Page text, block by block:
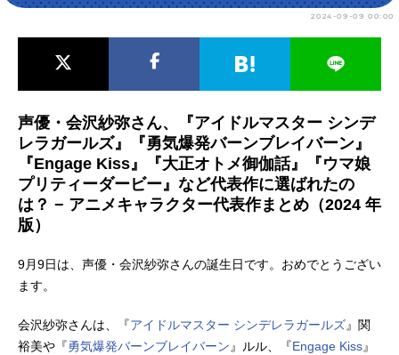
男性声優/女性声優一覧
2024-09-09 00:00
声優・会沢紗弥さん、『アイドルマスター シンデ
レラガールズ』『勇気爆発バーンブレイバーン』
『Engage Kiss』『大正オトメ御伽話』『ウマ娘
プリティーダービー』など代表作に選ばれたの
は？ − アニメキャラクター代表作まとめ（2024 年
版）
9月9日は、声優・会沢紗弥さんの誕生日です。おめでとうござい
ます。
会沢紗弥さんは、『アイドルマスター シンデレラガールズ』関
裕美や『勇気爆発バーンブレイバーン 』ルル、『Engage Kiss』